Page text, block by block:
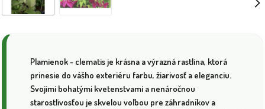
Plamienok - clematis je krásna a výrazná rastlina, ktorá
prinesie do vášho exteriéru farbu, žiarivosť a eleganciu.
Svojimi bohatými kvetenstvami a nenáročnou
starostlivosťou je skvelou voľbou pre záhradníkov a